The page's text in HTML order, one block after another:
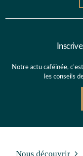
Notre actu caféinée,
les conseils
Nous découvrir